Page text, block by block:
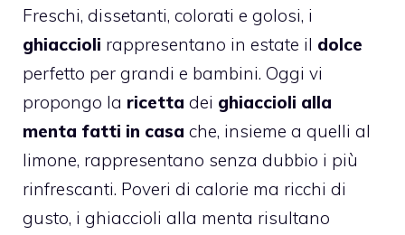
Freschi, dissetanti, colorati e golosi, i
ghiaccioli rappresentano in estate il dolce
perfetto per grandi e bambini. Oggi vi
propongo la ricetta dei ghiaccioli alla
menta fatti in casa che, insieme a quelli al
limone, rappresentano senza dubbio i più
rinfrescanti. Poveri di calorie ma ricchi di
gusto, i ghiaccioli alla menta risultano